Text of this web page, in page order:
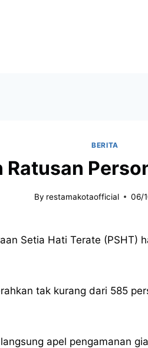
BERITA
By restamakotaofficial 06/
Setia Hati Terate
tak kurang dari 585
apel pengamanan